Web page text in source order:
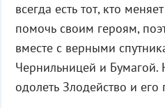
всегда есть тот, кто
помочь своим героям,
вместе с верными
Чернильницей и Бумагой.
одолеть Злодейство и